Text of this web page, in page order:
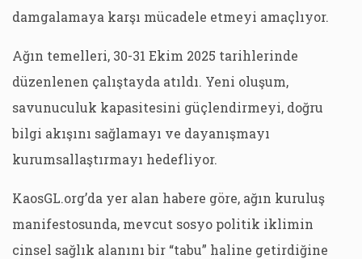
damgalamaya karşı mücadele etmeyi amaçlıyor.
Ağın temelleri, 30-31 Ekim 2025 tarihlerinde
düzenlenen çalıştayda atıldı. Yeni oluşum,
savunuculuk kapasitesini güçlendirmeyi, doğru
bilgi akışını sağlamayı ve dayanışmayı
kurumsallaştırmayı hedefliyor.
KaosGL.org’da yer alan habere göre, ağın kuruluş
manifestosunda, mevcut sosyo politik iklimin
cinsel sağlık alanını bir “tabu” haline getirdiğine